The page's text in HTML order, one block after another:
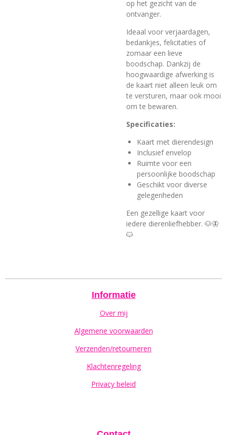
op het gezicht van de
ontvanger.
Ideaal voor verjaardagen,
bedankjes, felicitaties of
zomaar een lieve
boodschap. Dankzij de
hoogwaardige afwerking is
de kaart niet alleen leuk om
te versturen, maar ook mooi
om te bewaren.
Specificaties:
Kaart met dierendesign
Inclusief envelop
Ruimte voor een
persoonlijke boodschap
Geschikt voor diverse
gelegenheden
Een gezellige kaart voor
iedere dierenliefhebber. 🐶🦋
🐱
Informatie
Over mij
Algemene voorwaarden
Verzenden/retourneren
Klachtenregeling
Privacy beleid